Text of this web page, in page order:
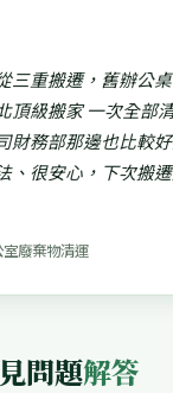
三重搬遷，舊辦公
頂級搬家 一次全部
財務部那邊也比較
、很安心，下次搬遷
廢棄物清運
問題解答